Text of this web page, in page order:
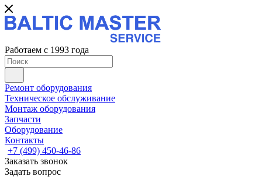
Работаем с 1993 года
Ремонт оборудования
Техническое обслуживание
Монтаж оборудования
Запчасти
Оборудование
Контакты
+7 (499) 450-46-86
Заказать звонок
Задать вопрос